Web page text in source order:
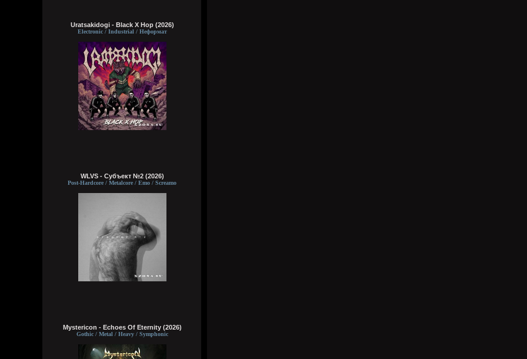
Uratsakidogi - Black X Hop (2026)
Electronic / Industrial / Неформат
WLVS - Субъект №2 (2026)
Post-Hardcore / Metalcore / Emo / Screamo
Mystericon - Echoes Of Eternity (2026)
Gothic / Metal / Heavy / Symphonic